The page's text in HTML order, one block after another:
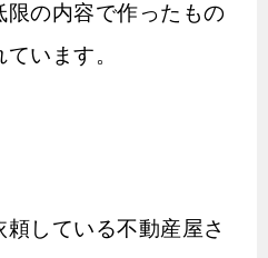
の内容で作ったもの
います。
している不動産屋さ